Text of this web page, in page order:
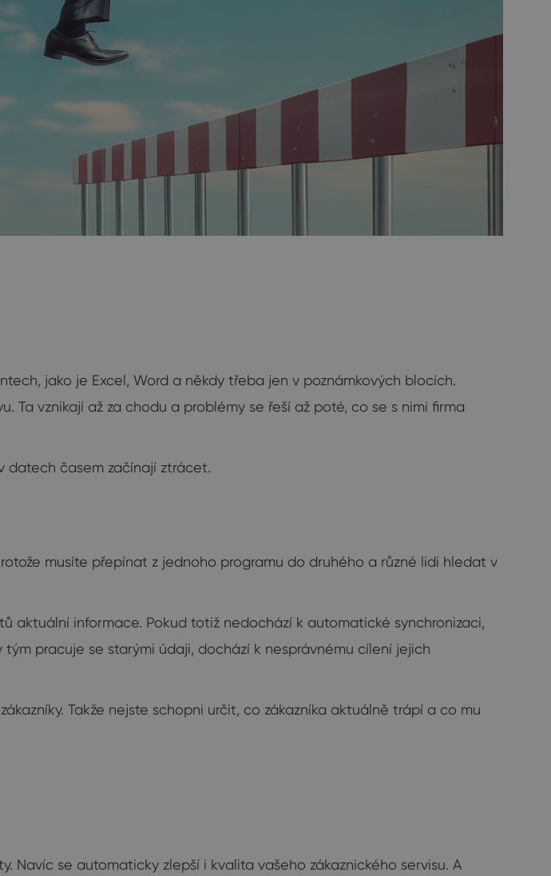
jako je Excel, Word a někdy třeba jen v poznámkových blocích.
Ta vznikají až za chodu a problémy se řeší až poté, co se s nimi firma
datech časem začínají ztrácet.
musíte přepínat z jednoho programu do druhého a různé lidi hledat v
aktuální informace. Pokud totiž nedochází k automatické synchronizaci,
pracuje se starými údaji, dochází k nesprávnému cílení jejich
Takže nejste schopni určit, co zákazníka aktuálně trápí a co mu
Navíc se automaticky zlepší i kvalita vašeho zákaznického servisu. A